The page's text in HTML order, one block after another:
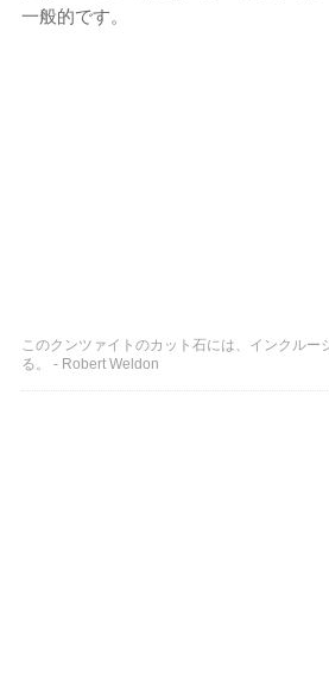
一般的です。
このクンツァイトのカット石には、インクルー
る。 - Robert Weldon